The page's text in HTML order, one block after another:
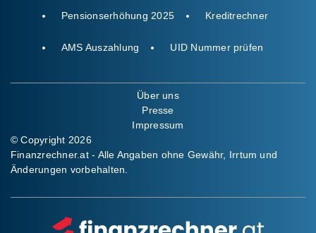
Pensionserhöhung 2025 Kreditrechner
AMS Auszahlung UID Nummer prüfen
Über uns
Presse
Impressum
© Copyright 2026
Finanzrechner.at - Alle Angaben ohne Gewähr, Irrtum und
Änderungen vorbehalten.